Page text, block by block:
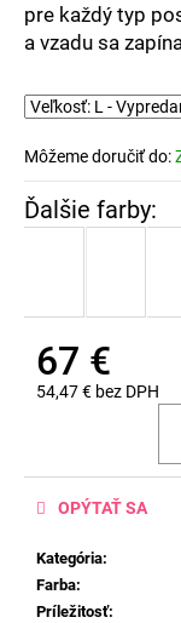
pre každý typ
a vzadu sa
Môžeme doručiť do:
67 €
54,47 € bez DPH
Kategória:
Farba:
Príležitosť:
OPÝTAŤ SA